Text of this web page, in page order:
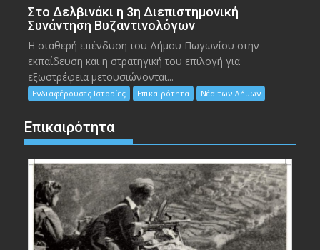
Στο Δελβινάκι η 3η Διεπιστημονική
Συνάντηση Βυζαντινολόγων
Η σταθερή επένδυση του Δήμου Πωγωνίου στην
εκπαίδευση και η στρατηγική του επιλογή για
εξωστρέφεια μετουσιώνονται...
Ενδιαφέρουσες Ιστορίες Επικαιρότητα Νέα των Δήμων
Επικαιρότητα